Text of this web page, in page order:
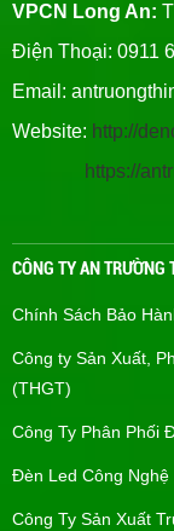
VPCN Long An:
Điện Thoại: 0911
Email:
Website: http://
https://
CÔNG TY AN TRƯỜNG
Chính Sách Bảo
Công ty Sản Xuất,
(THGT)
Công Ty Phân Phối
Đèn Led Công
Công Ty Sản Xuất